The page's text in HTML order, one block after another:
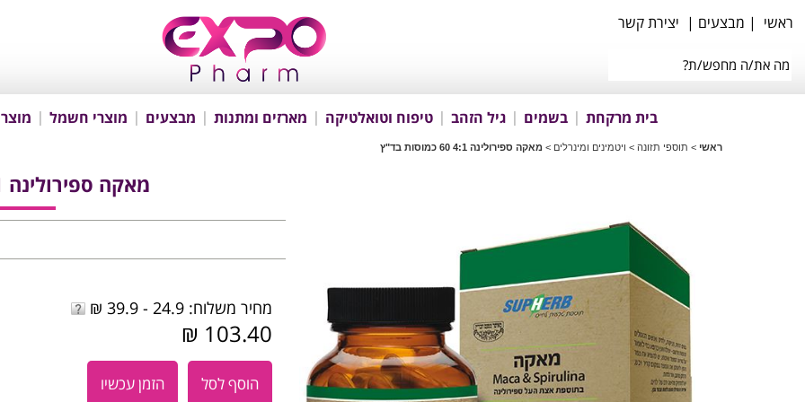
ראשי | מבצעים | יצירת קשר
בית מרקחת בשמים גיל הזהב טיפוח וטואלטיקה מארזים ומתנות מבצעים מוצרי חשמל
ראשי > תוספי תזונה > ויטמינים ומינרלים > מאקה ספירולינה 4:1 60 כמוסות בד"ץ
מאקה ספירולינה 4:1 60 כמוסות בד"ץ
מחיר משלוח: 24.9 - 39.9 ₪
103.40 ₪
הוסף לסל הזמן עכשיו